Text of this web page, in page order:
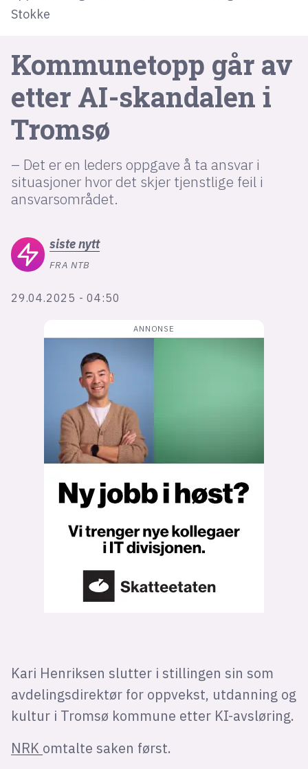
Stokke
Kommunetopp går av
etter AI-skandalen i
Tromsø
– Det er en leders oppgave å ta ansvar i
situasjoner hvor det skjer tjenstlige feil i
ansvarsområdet.
sistenytt
FRA NTB
29.04.2025 - 04:50
Kari Henriksen slutter i stillingen sin som
avdelingsdirektør for oppvekst, utdanning og
kultur i Tromsø kommune etter KI-avsløring.
NRK omtalte saken først.
mørk modus
nyhetsbrev
kode24-klubben
Bluesky
Facebook
annonsepriser
annonseguide